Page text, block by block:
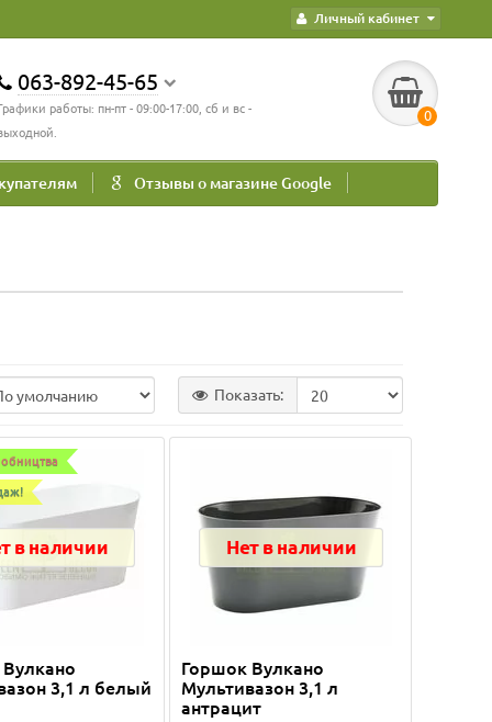
Личный кабинет
063-892-45-65
работы: пн-пт - 09:00-17:00, сб и вс -
0
Отзывы о магазине Google
Показать:
в наличии
3,1 л белый
Нет в наличии
Горшок Вулкано
Мультивазон 3,1 л
антрацит